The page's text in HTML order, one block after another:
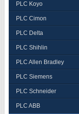
PLC Koyo
PLC Cimon
PLC Delta
PLC Shihlin
PLC Allen Bradley
PLC Siemens
PLC Schneider
PLC ABB